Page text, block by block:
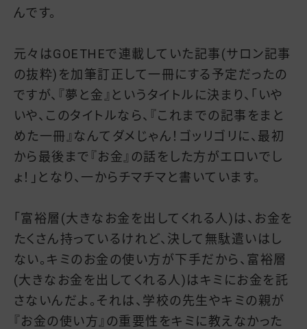
んです。
元々はGOETHEで連載していた記事(サロン記事
の抜粋)を加筆訂正して一冊にする予定だったの
ですが、『夢と金』というタイトルに決まり、「いや
いや、このタイトルなら、『これまでの記事をまと
めた一冊』なんてダメじゃん！ゴッリゴリに、最初
から最後まで『お金』の話をした方がエロいでし
ょ！」となり、一からチマチマと書いています。
「富裕層(大きなお金を出してくれる人)は、お金を
たくさん持っているけれど、決して無駄遣いはし
ない。キミのお金の使い方が下手だから、富裕層
(大きなお金を出してくれる人)はキミにお金を託
さないんだよ。それは、学校の先生やキミの親が
『お金の使い方』の重要性をキミに教えなかった